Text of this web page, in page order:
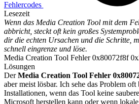
Fehlercodes
Lesezeit
Wenn das Media Creation Tool mit dem
abbricht, steckt oft kein großes
dir die echten Ursachen und die Schritte,
schnell eingrenze und löse.
Media Creation Tool Fehler 0x80072f8f
Lösungen
DerMedia Creation Tool Fehler
aber meist lösbar. Ich sehe das Problem
Installationen, wenn das Tool keine
Microsoft herstellen kann oder wenn